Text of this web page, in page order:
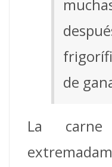
de
La